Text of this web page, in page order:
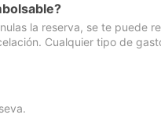
la reserva, se te puede
Cualquier tipo de